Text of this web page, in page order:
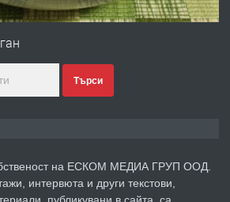
зеленчукорезачка
преди 2 години
Търси
на ЕСКОМ МЕДИА ГРУП ООД.
интервюта и други текстови,
публикувани в сайта, са